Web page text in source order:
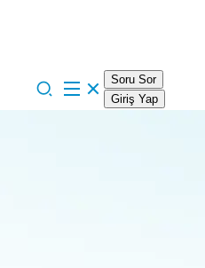
Soru Sor
Giriş Yap